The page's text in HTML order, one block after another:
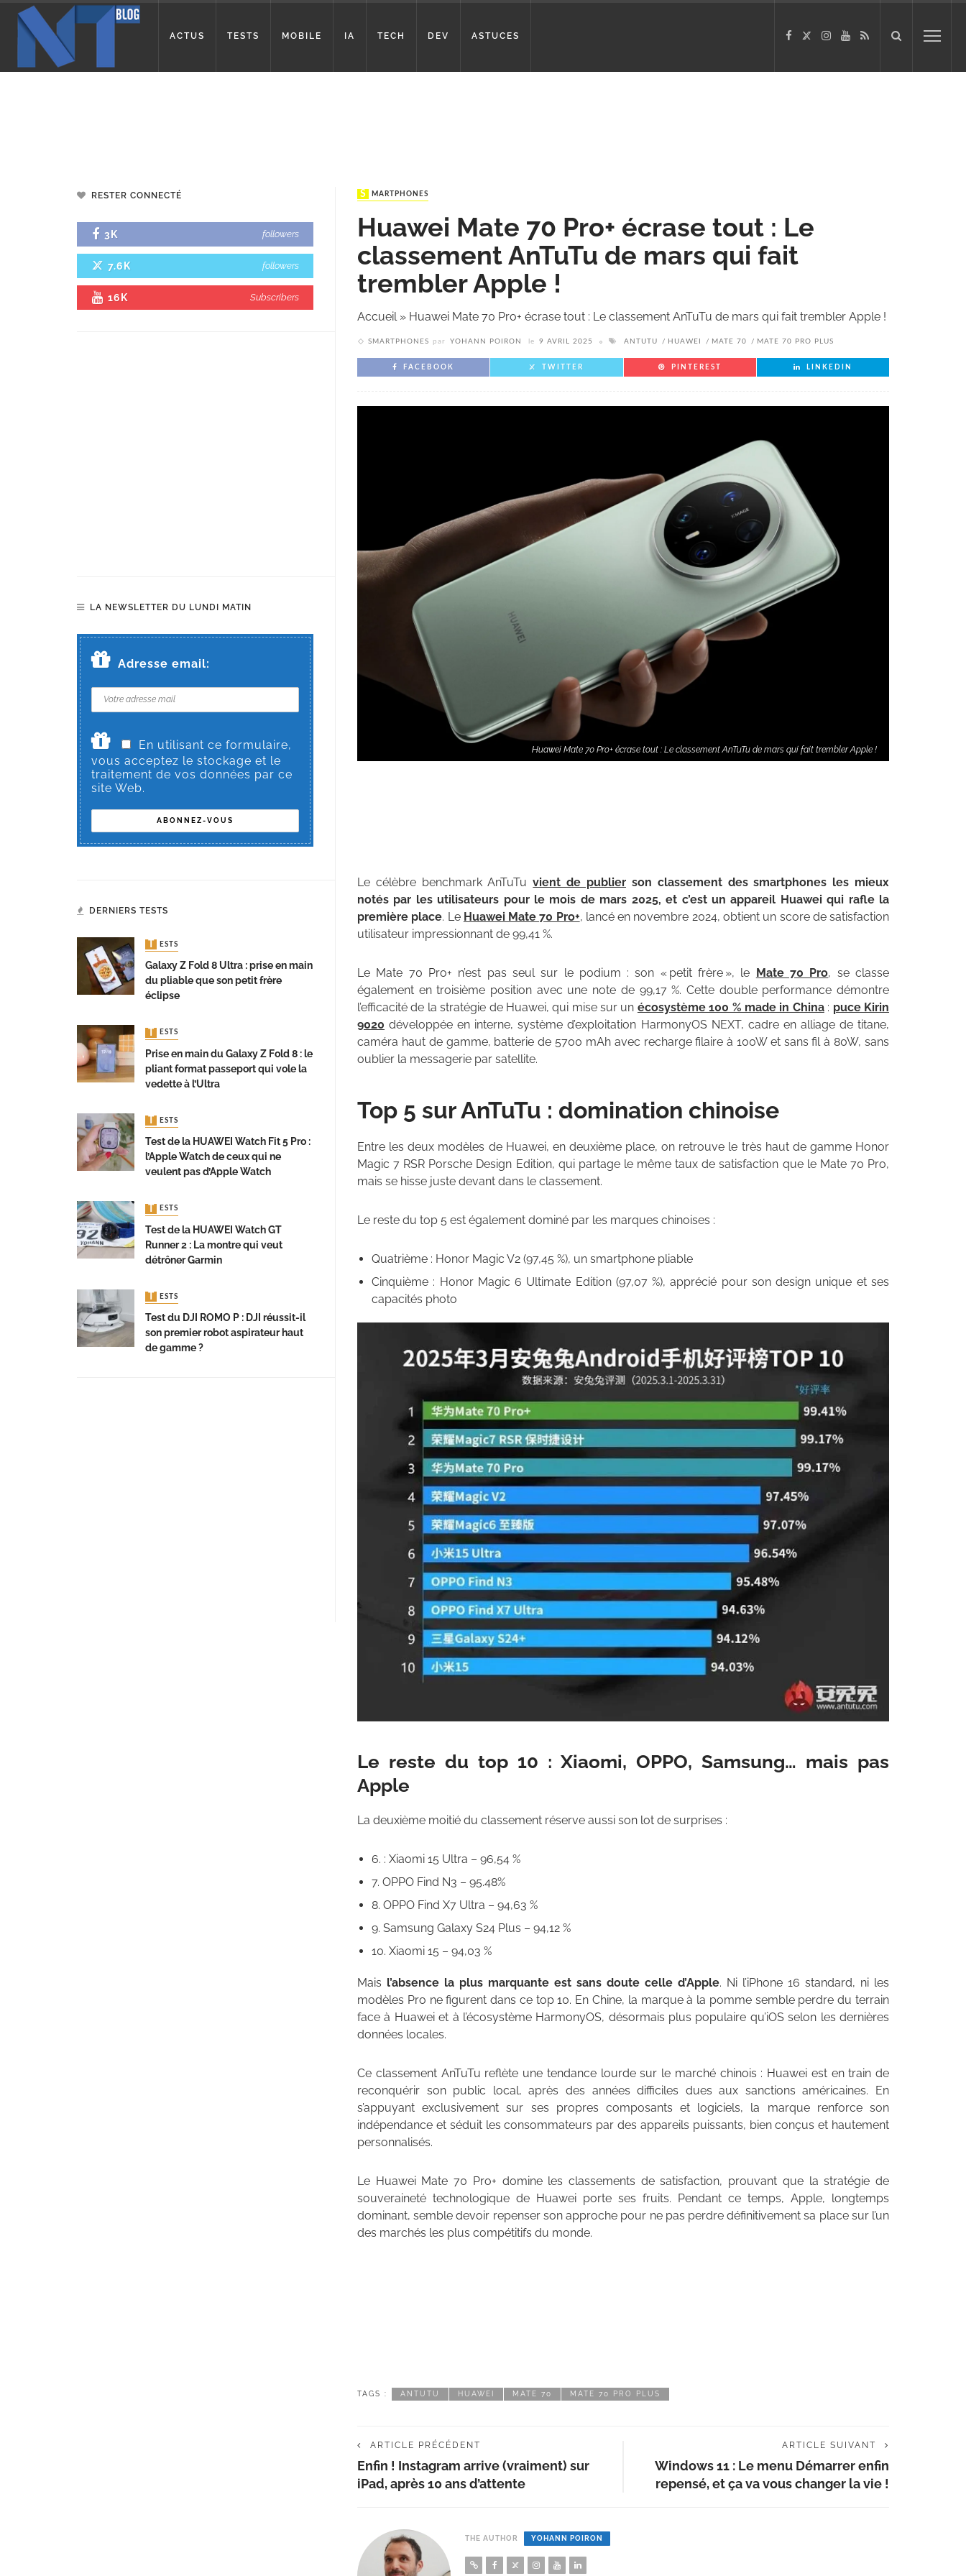
ACTUS TESTS MOBILE IA TECH DEV ASTUCES
SMARTPHONES
Huawei Mate 70 Pro+ écrase tout : Le
classement AnTuTu de mars qui fait
trembler Apple !
Accueil» Huawei Mate 70 Pro+ écrase tout : Le classement AnTuTu de mars qui fait trembler Apple !
SMARTPHONES par YOHANN POIRON le 9 AVRIL 2025 ANTUTU HUAWEI MATE 70 MATE 70 PRO PLUS
FACEBOOK TWITTER PINTEREST LINKEDIN
Huawei Mate 70 Pro+ écrase tout : Le classement AnTuTu de mars qui fait trembler Apple !
Le célèbre benchmark AnTuTuvient de publier son classement des smartphones les mieux
notés par les utilisateurs pour le mois de mars 2025, et c’est un appareil Huawei qui rafle la
première place. Le Huawei Mate 70 Pro+, lancé en novembre 2024, obtient un score de satisfaction
utilisateur impressionnant de 99,41 %.
Le Mate 70 Pro+ n’est pas seul sur le podium : son « petit frère », le Mate 70 Pro, se classe
également en troisième position avec une note de 99,17 %. Cette double performance démontre
l’efficacité de la stratégie de Huawei, qui mise sur un écosystème 100 % made in China: puce Kirin
9020 développée en interne, système d’exploitation HarmonyOS NEXT, cadre en alliage de titane,
caméra haut de gamme, batterie de 5700 mAh avec recharge filaire à 100W et sans fil à 80W, sans
oublier la messagerie par satellite.
Top 5 sur AnTuTu : domination chinoise
Entre les deux modèles de Huawei, en deuxième place, on retrouve le très haut de gamme Honor
Magic 7 RSR Porsche Design Edition, qui partage le même taux de satisfaction que le Mate 70 Pro,
mais se hisse juste devant dans le classement.
Le reste du top 5 est également dominé par les marques chinoises :
Quatrième : Honor Magic V2 (97,45 %), un smartphone pliable
Cinquième : Honor Magic 6 Ultimate Edition (97,07 %), apprécié pour son design unique et ses
capacités photo
Le reste du top 10 : Xiaomi, OPPO, Samsung… mais pas
Apple
La deuxième moitié du classement réserve aussi son lot de surprises :
6. : Xiaomi 15 Ultra – 96,54 %
7. OPPO Find N3 – 95.48%
8. OPPO Find X7 Ultra – 94,63 %
9. Samsung Galaxy S24 Plus – 94,12 %
10. Xiaomi 15 – 94,03 %
Mais l’absence la plus marquante est sans doute celle d’Apple. Ni l’iPhone 16 standard, ni les
modèles Pro ne figurent dans ce top 10. En Chine, la marque à la pomme semble perdre du terrain
face à Huawei et à l’écosystème HarmonyOS, désormais plus populaire qu’iOS selon les dernières
données locales.
Ce classement AnTuTu reflète une tendance lourde sur le marché chinois : Huawei est en train de
reconquérir son public local, après des années difficiles dues aux sanctions américaines. En
s’appuyant exclusivement sur ses propres composants et logiciels, la marque renforce son
indépendance et séduit les consommateurs par des appareils puissants, bien conçus et hautement
personnalisés.
Le Huawei Mate 70 Pro+ domine les classements de satisfaction, prouvant que la stratégie de
souveraineté technologique de Huawei porte ses fruits. Pendant ce temps, Apple, longtemps
dominant, semble devoir repenser son approche pour ne pas perdre définitivement sa place sur l’un
des marchés les plus compétitifs du monde.
TAGS : ANTUTU HUAWEI MATE 70 MATE 70 PRO PLUS
ARTICLE PRÉCÉDENT
Enfin ! Instagram arrive (vraiment) sur
iPad, après 10 ans d’attente
ARTICLE SUIVANT
Windows 11 : Le menu Démarrer enfin
repensé, et ça va vous changer la vie !
THE AUTHOR YOHANN POIRON
RESTER CONNECTÉ
3K followers
7.6K followers
16K Subscribers
LA NEWSLETTER DU LUNDI MATIN
Adresse email:
En utilisant ce formulaire,
vous acceptez le stockage et le
traitement de vos données par ce
site Web.
DERNIERS TESTS
TESTS
Galaxy Z Fold 8 Ultra : prise en main
du pliable que son petit frère
éclipse
TESTS
Prise en main du Galaxy Z Fold 8 : le
pliant format passeport qui vole la
vedette à l’Ultra
TESTS
Test de la HUAWEI Watch Fit 5 Pro :
l’Apple Watch de ceux qui ne
veulent pas d’Apple Watch
TESTS
Test de la HUAWEI Watch GT
Runner 2 : La montre qui veut
détrôner Garmin
TESTS
Test du DJI ROMO P : DJI réussit-il
son premier robot aspirateur haut
de gamme ?